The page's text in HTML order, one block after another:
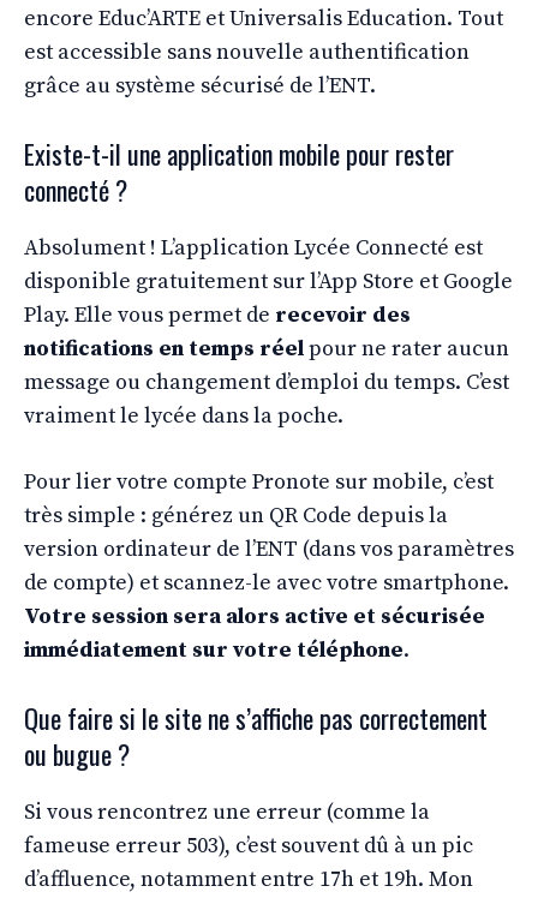
encore Educ’ARTE et Universalis Education. Tout
est accessible sans nouvelle authentification
grâce au système sécurisé de l’ENT.
Existe-t-il une application mobile pour rester
connecté ?
Absolument ! L’application Lycée Connecté est
disponible gratuitement sur l’App Store et Google
Play. Elle vous permet de recevoir des
notifications en temps réelpour ne rater aucun
message ou changement d’emploi du temps. C’est
vraiment le lycée dans la poche.
Pour lier votre compte Pronote sur mobile, c’est
très simple : générez un QR Code depuis la
version ordinateur de l’ENT (dans vos paramètres
de compte) et scannez-le avec votre smartphone.
Votre session sera alors active et sécurisée
immédiatement sur votre téléphone.
Que faire si le site ne s’affiche pas correctement
ou bugue ?
Si vous rencontrez une erreur (comme la
fameuse erreur 503), c’est souvent dû à un pic
d’affluence, notamment entre 17h et 19h. Mon